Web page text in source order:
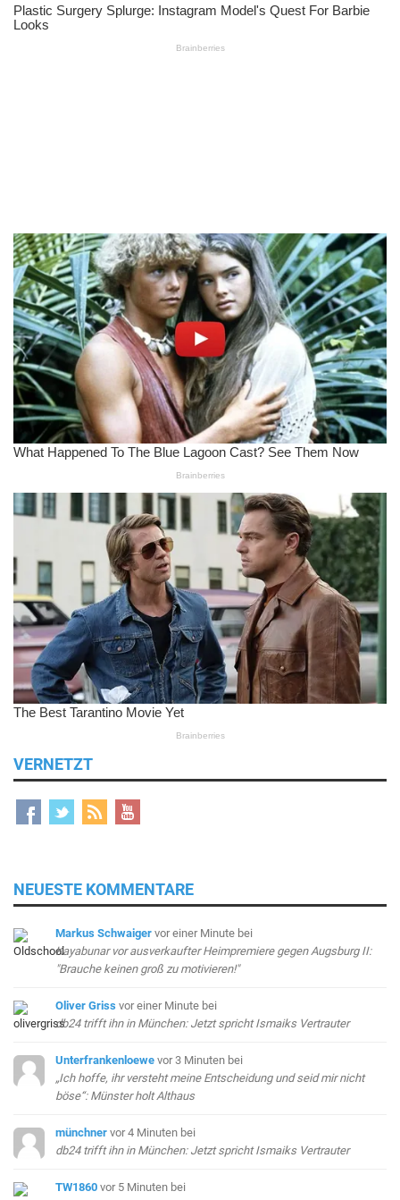
VERNETZT
NEUESTE KOMMENTARE
Markus Schwaiger vor einer Minute bei
Kayabunar vor ausverkaufter Heimpremiere gegen Augsburg II:
"Brauche keinen groß zu motivieren!"
Oliver Griss vor einer Minute bei
db24 trifft ihn in München: Jetzt spricht Ismaiks Vertrauter
Unterfrankenloewe vor 3 Minuten bei
„Ich hoffe, ihr versteht meine Entscheidung und seid mir nicht
böse“: Münster holt Althaus
münchner vor 4 Minuten bei
db24 trifft ihn in München: Jetzt spricht Ismaiks Vertrauter
TW1860 vor 5 Minuten bei